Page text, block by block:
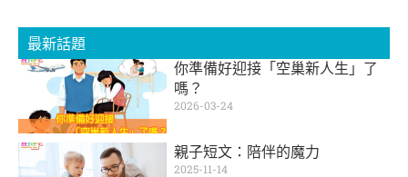
最新話題
你準備好迎接「空巢新人生」了
嗎？
2026-03-24
親子短文：陪伴的魔力
2025-11-14